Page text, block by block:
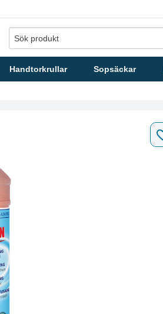
Handtorkrullar Sopsäckar